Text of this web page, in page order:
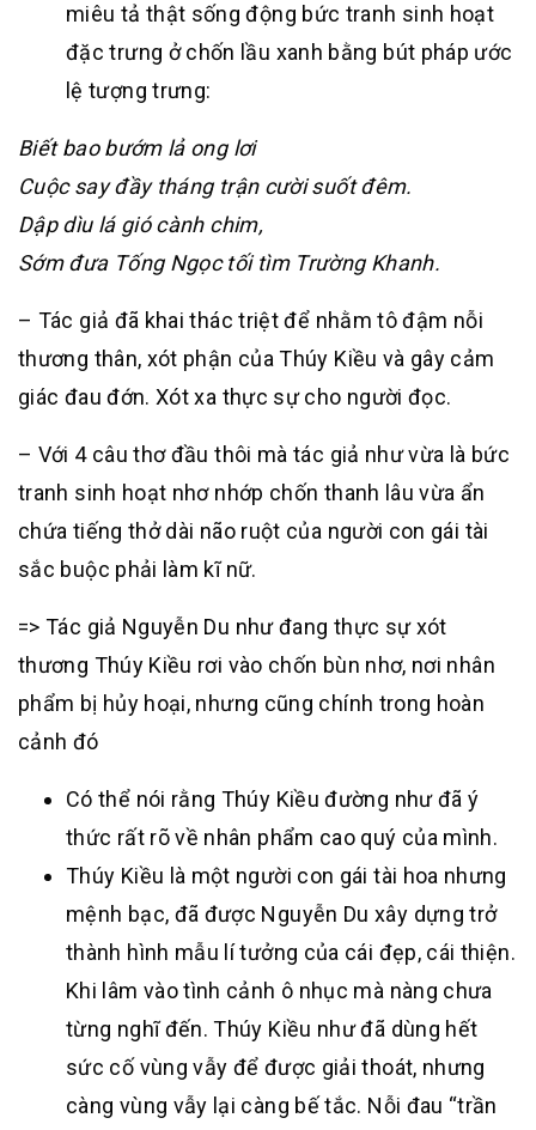
miêu tả thật sống động bức tranh sinh hoạt
đặc trưng ở chốn lầu xanh bằng bút pháp ước
lệ tượng trưng:
Biết bao bướm lả ong lơi
Cuộc say đầy tháng trận cười suốt đêm.
Dập dìu lá gió cành chim,
Sớm đưa Tống Ngọc tối tìm Trường Khanh.
– Tác giả đã khai thác triệt để nhằm tô đậm nỗi
thương thân, xót phận của Thúy Kiều và gây cảm
giác đau đớn. Xót xa thực sự cho người đọc.
– Với 4 câu thơ đầu thôi mà tác giả như vừa là bức
tranh sinh hoạt nhơ nhớp chốn thanh lâu vừa ẩn
chứa tiếng thở dài não ruột của người con gái tài
sắc buộc phải làm kĩ nữ.
=> Tác giả Nguyễn Du như đang thực sự xót
thương Thúy Kiều rơi vào chốn bùn nhơ, nơi nhân
phẩm bị hủy hoại, nhưng cũng chính trong hoàn
cảnh đó
Có thể nói rằng Thúy Kiều đường như đã ý
thức rất rõ về nhân phẩm cao quý của mình.
Thúy Kiều là một người con gái tài hoa nhưng
mệnh bạc, đã được Nguyễn Du xây dựng trở
thành hình mẫu lí tưởng của cái đẹp, cái thiện.
Khi lâm vào tình cảnh ô nhục mà nàng chưa
từng nghĩ đến. Thúy Kiều như đã dùng hết
sức cố vùng vẫy để được giải thoát, nhưng
càng vùng vẫy lại càng bế tắc. Nỗi đau “trần